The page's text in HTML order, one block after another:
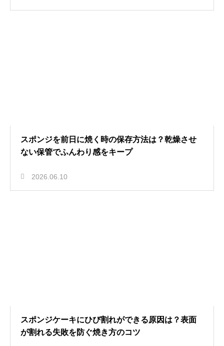
スポンジを前日に焼く時の保存方法は？乾燥させ
ない保管でふんわり感をキープ
2026.06.10
スポンジケーキにひび割れができる原因は？表面
が割れる失敗を防ぐ焼き方のコツ